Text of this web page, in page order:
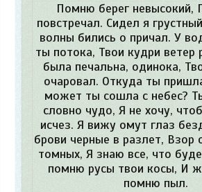
Помню берег невысокий,
повстречал. Сидел я
волны бились о причал. У
ты потока, Твои кудри ветер
была печальна, одинока,
очаровал. Откуда ты
может ты сошла с небес?
словно чудо, Я не хочу,
исчез. Я вижу омут глаз
брови черные в разлет, Взор
томных, Я знаю все, что
помню русы твои косы, И
помню пыл.